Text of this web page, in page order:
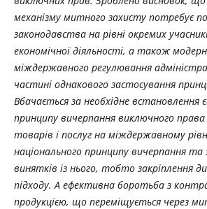
механізму митного захисту потребує
законодавства на рівні окремих
економічної діяльності, а також
міждержавного регулювання
частині однакового застосування
Вбачається за необхідне встановлення
принципу вичерпання виключного права
товарів і послуг на міждержавному
національного принципу вичерпання
винятків із нього, тобто закріплення
підходу. А ефективна боротьба з
продукцією, що переміщується через